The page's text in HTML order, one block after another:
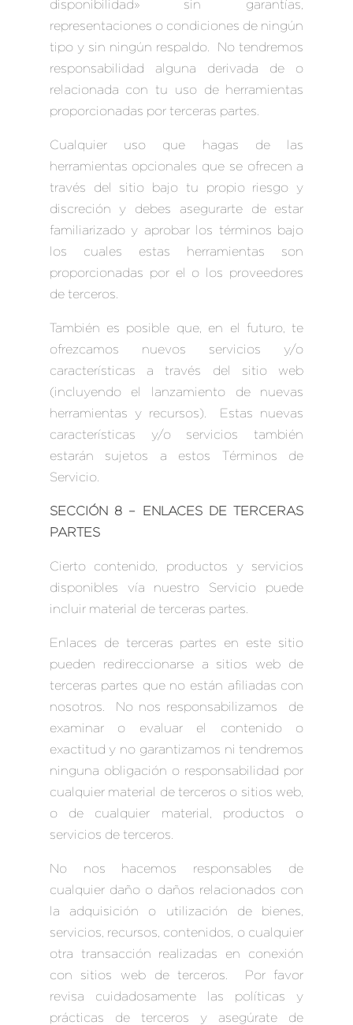
disponibilidad» sin garantías,
representaciones o condiciones de ningún
tipo y sin ningún respaldo. No tendremos
responsabilidad alguna derivada de o
relacionada con tu uso de herramientas
proporcionadas por terceras partes.
Cualquier uso que hagas de las
herramientas opcionales que se ofrecen a
través del sitio bajo tu propio riesgo y
discreción y debes asegurarte de estar
familiarizado y aprobar los términos bajo
los cuales estas herramientas son
proporcionadas por el o los proveedores
de terceros.
También es posible que, en el futuro, te
ofrezcamos nuevos servicios y/o
características a través del sitio web
(incluyendo el lanzamiento de nuevas
herramientas y recursos). Estas nuevas
características y/o servicios también
estarán sujetos a estos Términos de
Servicio.
SECCIÓN 8 – ENLACES DE TERCERAS
PARTES
Cierto contenido, productos y servicios
disponibles vía nuestro Servicio puede
incluir material de terceras partes.
Enlaces de terceras partes en este sitio
pueden redireccionarse a sitios web de
terceras partes que no están afiliadas con
nosotros. No nos responsabilizamos de
examinar o evaluar el contenido o
exactitud y no garantizamos ni tendremos
ninguna obligación o responsabilidad por
cualquier material de terceros o sitios web,
o de cualquier material, productos o
servicios de terceros.
No nos hacemos responsables de
cualquier daño o daños relacionados con
la adquisición o utilización de bienes,
servicios, recursos, contenidos, o cualquier
otra transacción realizadas en conexión
con sitios web de terceros. Por favor
revisa cuidadosamente las políticas y
prácticas de terceros y asegúrate de